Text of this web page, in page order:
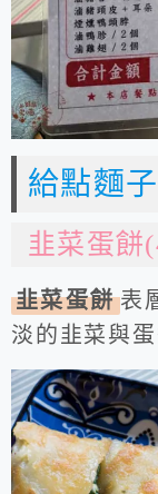
給點麵
韭菜蛋餅
韭菜蛋餅表
淡的韭菜與